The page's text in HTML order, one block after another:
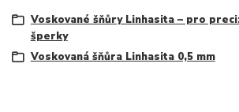
Voskované šňůry Linhasita – pro
šperky
Voskovaná šňůra Linhasita 0,5 mm